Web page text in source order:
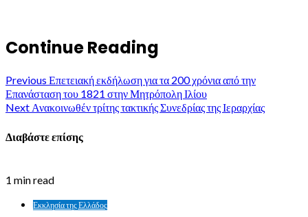
Continue Reading
Previous Επετειακή εκδήλωση για τα 200 χρόνια από την
Επανάσταση του 1821 στην Μητρόπολη Ιλίου
Next Ανακοινωθέν τρίτης τακτικής Συνεδρίας της Ιεραρχίας
Διαβάστε επίσης
1 min read
Εκκλησία της Ελλάδος